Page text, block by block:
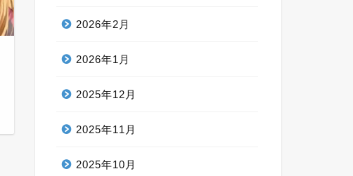
2026年2月
2026年1月
2025年12月
2025年11月
2025年10月